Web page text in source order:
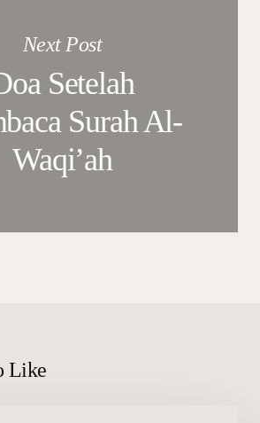
Next Post
Setelah
Surah Al-
Waqi’ah
Like